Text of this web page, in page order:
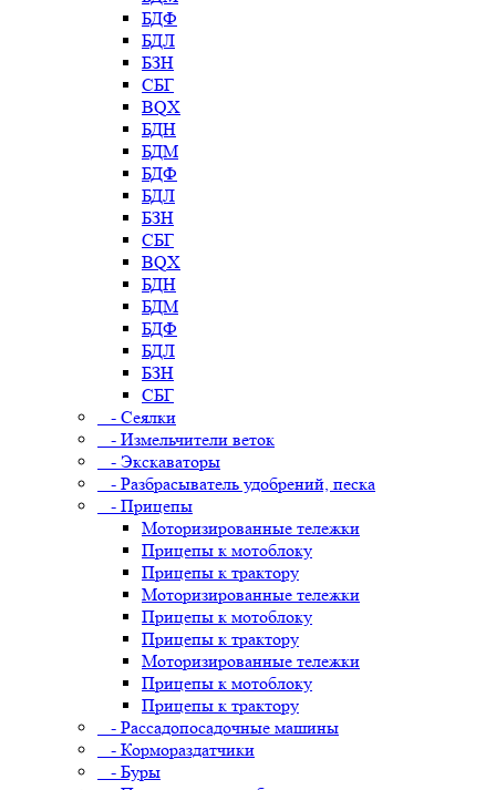
БДФ
БДЛ
БЗН
СБГ
BQX
БДН
БДМ
БДФ
БДЛ
БЗН
СБГ
BQX
БДН
БДМ
БДФ
БДЛ
БЗН
СБГ
- Сеялки
- Измельчители веток
- Экскаваторы
- Разбрасыватель удобрений, песка
- Прицепы
Моторизированные тележки
Прицепы к мотоблоку
Прицепы к трактору
Моторизированные тележки
Прицепы к мотоблоку
Прицепы к трактору
Моторизированные тележки
Прицепы к мотоблоку
Прицепы к трактору
- Рассадопосадочные машины
- Кормораздатчики
- Буры